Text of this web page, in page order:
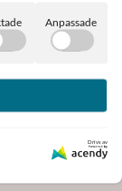
Anpassade
Drivs av